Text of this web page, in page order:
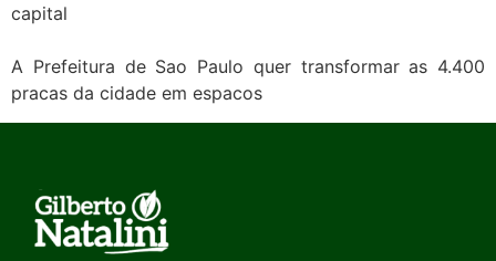
capital
A Prefeitura de Sao Paulo quer transformar as 4.400
pracas da cidade em espacos